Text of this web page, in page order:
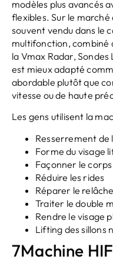
modèles plus avancés
flexibles. Sur le
souvent vendu dans le
multifonction, combiné
la Vmax Radar,
est mieux adapté
abordable plutôt que
vitesse ou de haute
Les gens utilisent la
Resserrement de
Forme du visage
Façonner le corps
Réduire les rides
Réparer le
Traiter le double
Rendre le visage
Lifting des sillons
7Machine